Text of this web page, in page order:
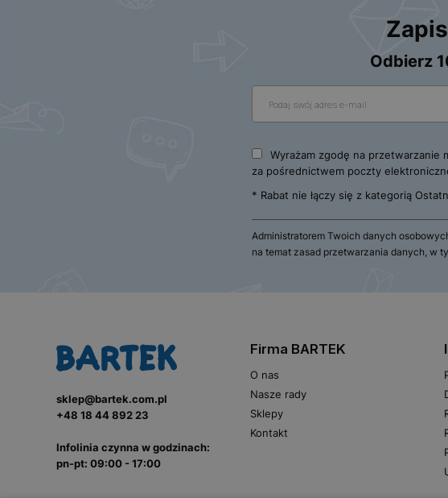
Odbierz
Wyrażam zgodę na przetwarzanie
za pośrednictwem poczty
* Rabat nie łączy się z kategorią
Administratorem Twoich danych
na temat zasad przetwarzania danych, w
sklep@bartek.com.pl
+48 18 44 892 23
Infolinia czynna w godzinach:
pn-pt: 09:00 - 17:00
Firma BARTEK
O nas
Nasze rady
Sklepy
Kontakt